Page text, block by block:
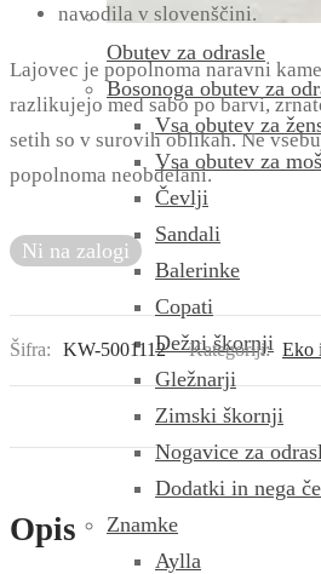
Obutev za odrasle
Bosonoga obutev za
Vsa obutev za
Vsa obutev za
Čevlji
Sandali
Balerinke
Copati
Dežni škornji
Gležnarji
Zimski škornji
Nogavice za
Dodatki in nega
Znamke
Aylla
navodila v slovenščini.
Lajovec je popolnoma naravni
razlikujejo med sabo po barvi,
setih so v surovih oblikah. Ne
popolnoma neobdelani.
Ni na zalogi
Šifra: KW-5001112 Kategoriji: Eko
Opis